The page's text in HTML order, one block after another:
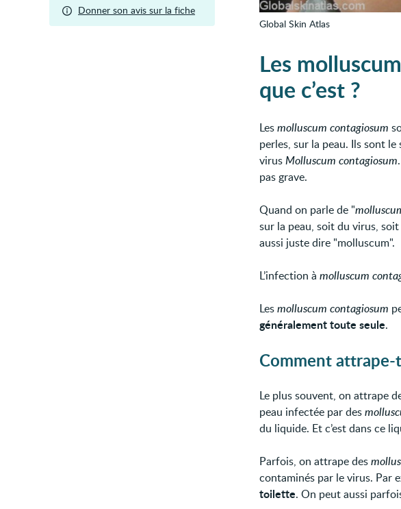
Global Skin Atlas
Les
que c’est ?
Lesmolluscum contagiosum
perles, sur la peau. Ils sont le
virusMolluscum contagiosum
pas grave.
Quand on parle de "
sur la peau, soit du virus,
aussi juste dire "molluscum".
L’infection à molluscum
Lesmolluscum contagiosum
généralement toute seule.
Comment
Le plus souvent, on attrape
peau infectée par des
du liquide. Et c’est dans ce
Parfois, on attrape des
contaminés par le virus. Par
toilette. On peut aussi
Donner son avis sur la fiche